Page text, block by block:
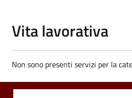
Vita lavorativa
Non sono presenti servizi per la